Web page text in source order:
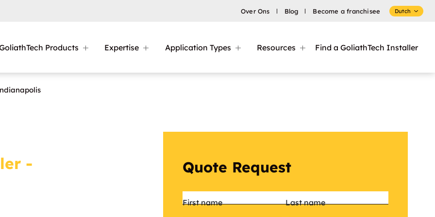
Over Ons Blog Become a franchisee Dutch
Products Expertise Application Types Resources Find a GoliathTech Installer
-
Quote Request
Name*
First name Last name